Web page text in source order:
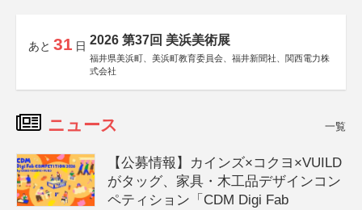
あと 31 日 2026 第37回 美浜美術展
福井県美浜町、美浜町教育委員会、福井新聞社、関西電力株
式会社
ニュース 一覧
【公募情報】カインズ×コクヨ×VUILD
がタッグ、家具・木工品デザインコン
ペティション「CDM Digi Fab